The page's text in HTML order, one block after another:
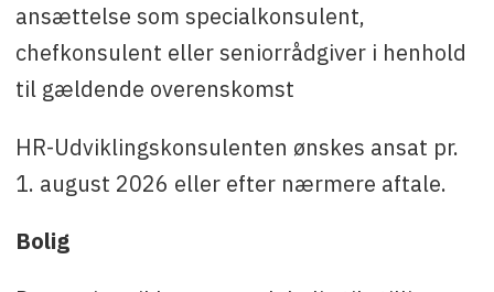
ansættelse som specialkonsulent,
chefkonsulent eller seniorrådgiver i henhold
til gældende overenskomst
HR-Udviklingskonsulenten ønskes ansat pr.
1. august 2026 eller efter nærmere aftale.
Bolig